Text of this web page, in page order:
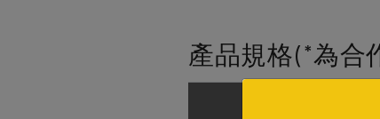
產品規格(*為合